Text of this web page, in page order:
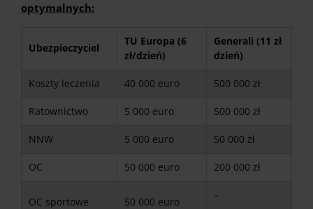
optymalnych:
Ubezpieczyciel
TU Europa (6
zł/dzień)
Generali (11 zł
dzień)
Koszty leczenia 40 000 euro 500 000 zł
Ratownictwo 5 000 euro 500 000 zł
NNW 5 000 euro 50 000 zł
OC 50 000 euro 200 000 zł
OC sportowe 50 000 euro
–